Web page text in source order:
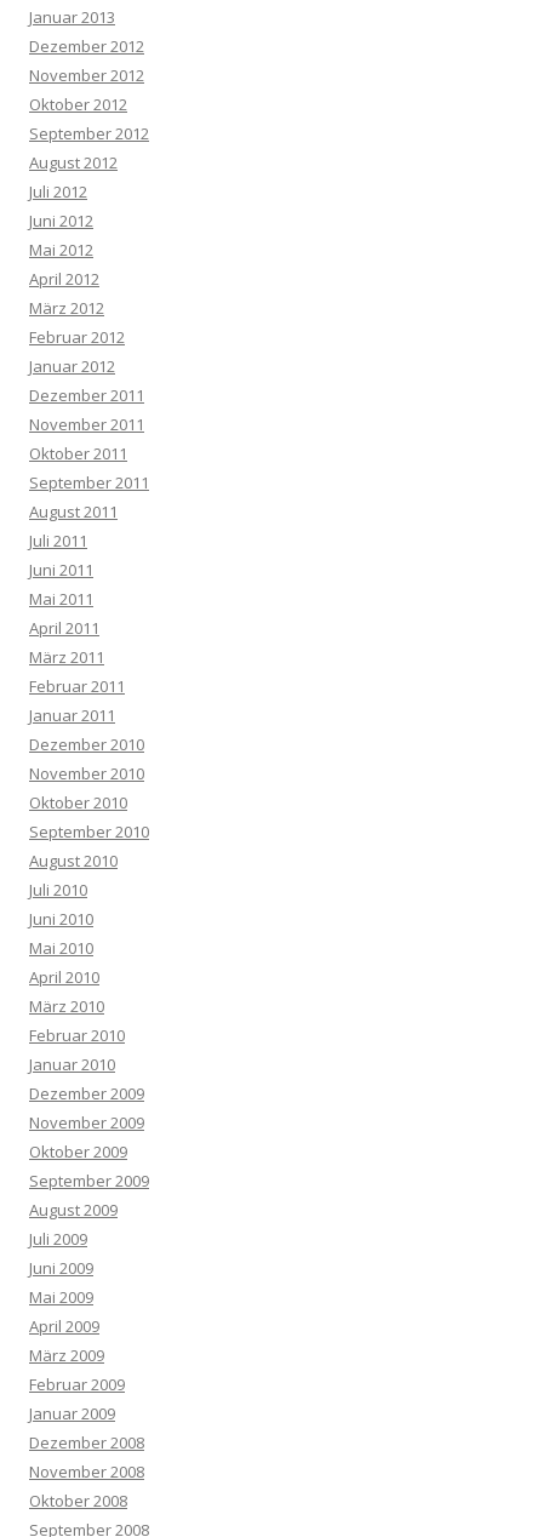
Januar 2013
Dezember 2012
November 2012
Oktober 2012
September 2012
August 2012
Juli 2012
Juni 2012
Mai 2012
April 2012
März 2012
Februar 2012
Januar 2012
Dezember 2011
November 2011
Oktober 2011
September 2011
August 2011
Juli 2011
Juni 2011
Mai 2011
April 2011
März 2011
Februar 2011
Januar 2011
Dezember 2010
November 2010
Oktober 2010
September 2010
August 2010
Juli 2010
Juni 2010
Mai 2010
April 2010
März 2010
Februar 2010
Januar 2010
Dezember 2009
November 2009
Oktober 2009
September 2009
August 2009
Juli 2009
Juni 2009
Mai 2009
April 2009
März 2009
Februar 2009
Januar 2009
Dezember 2008
November 2008
Oktober 2008
September 2008